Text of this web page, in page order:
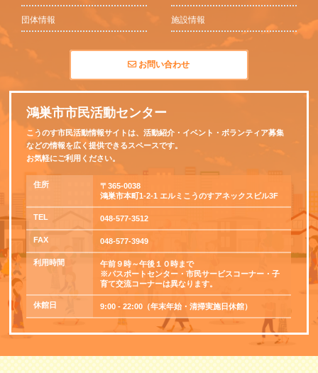
団体情報 施設情報
お問い合わせ
鴻巣市市民活動センター
こうのす市民活動情報サイトは、活動紹介・イベント・ボランティア募集
などの情報を広く提供できるスペースです。
お気軽にご利用ください。
住所
〒365-0038
鴻巣市本町1-2-1 エルミこうのすアネックスビル3F
TEL 048-577-3512
FAX 048-577-3949
利用時間
午前９時～午後１０時まで
※パスポートセンター・市民サービスコーナー・子
育て交流コーナーは異なります。
休館日 9:00 - 22:00（年末年始・清掃実施日休館）